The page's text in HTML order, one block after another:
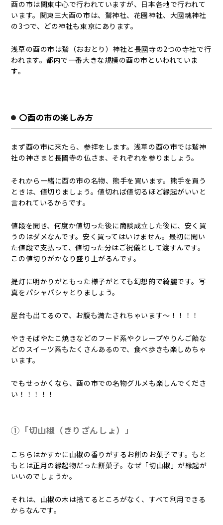
酉の市は関東中心で行われていますが、日本各地で行われて
います。関東三大酉の市は、鷲神社、花園神社、大國魂神社
の3つで、どの神社も東京にあります。
浅草の酉の市は鷲（おおとり）神社と長國寺の2つの寺社で行
われます。都内で一番大きな規模の酉の市といわれていま
す。
〇酉の市の楽しみ方
まず酉の市に来たら、参拝をします。浅草の酉の市では鷲神
社の神さまと長國寺の仏さま、それぞれを参りましょう。
それから一緒に酉の市の名物、熊手を買います。熊手を買う
ときは、値切りましょう。値切れば値切るほど縁起がいいと
言われているからです。
値段を聞き、何度か値切った後に商談成立した後に、安く買
うのはダメなんです。安く買ってはいけません。最初に聞い
た値段で支払って、値切った分はご祝儀として渡すんです。
この値切りがかなり盛り上がるんです。
提灯に明かりがともった様子がとても幻想的で綺麗です。写
真をパシャパシャとりましょう。
屋台も出てるので、お腹も満たされちゃいます～！！！！
やきそばやたこ焼きなどのフード系やクレープやりんご飴な
どのスイーツ系もたくさんあるので、食べ歩きも楽しめちゃ
います。
でもせっかくなら、酉の市での名物グルメも楽しんでくださ
い！！！！！
①「切山椒（きりざんしょ）」
こちらはかすかに山椒の香りがするお餅のお菓子です。もと
もとは正月の縁起物だった餅菓子。なぜ「切山椒」が縁起が
いいのでしょうか。
それは、山椒の木は捨てるところがなく、すべて利用できる
からなんです。